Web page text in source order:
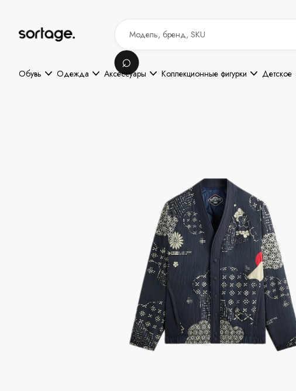
Обувь Одежда Аксессуары Коллекционные фигурки Детское